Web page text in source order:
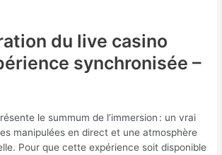
du live casino
synchronisée –
le summum de l’immersion : un vrai
manipulées en direct et une atmosphère
Pour que cette expérience soit disponible